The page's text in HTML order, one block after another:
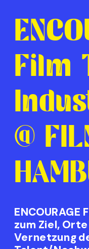
Film
@
zum Ziel,
Vernetzung